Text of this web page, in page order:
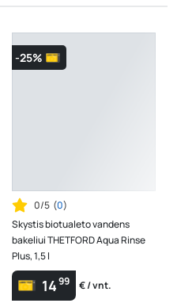
-25%
0/5 (0)
Skystis biotualeto vandens
bakeliui THETFORD Aqua Rinse
Plus, 1,5 l
1499 € / vnt.